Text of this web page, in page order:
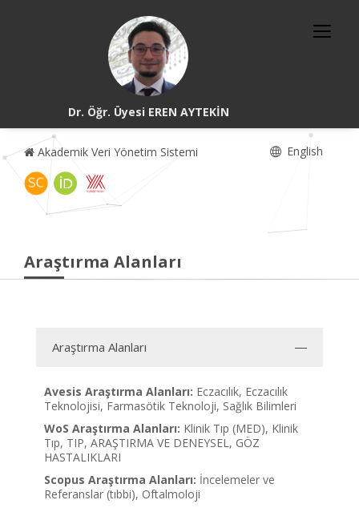
Dr. Öğr. Üyesi EREN AYTEKİN
Akademik Veri Yönetim Sistemi English
Araştırma Alanları
Araştırma Alanları
Avesis Araştırma Alanları: Eczacılık, Eczacılık
Teknolojisi, Farmasötik Teknoloji, Sağlık Bilimleri
WoS Araştırma Alanları: Klinik Tıp (MED), Klinik
Tıp, TIP, ARAŞTIRMA VE DENEYSEL, GÖZ
HASTALIKLARI
Scopus Araştırma Alanları: İncelemeler ve
Referanslar (tıbbi), Oftalmoloji